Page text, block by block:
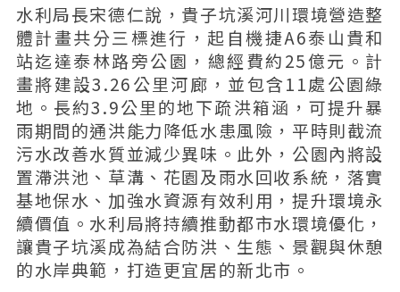
水利局長宋德仁說，貴子坑溪河川環境營造整
體計畫共分三標進行，起自機捷A6泰山貴和
站迄達泰林路旁公園，總經費約25億元。計
畫將建設3.26公里河廊，並包含11處公園綠
地。長約3.9公里的地下疏洪箱涵，可提升暴
雨期間的通洪能力降低水患風險，平時則截流
污水改善水質並減少異味。此外，公園內將設
置滯洪池、草溝、花園及雨水回收系統，落實
基地保水、加強水資源有效利用，提升環境永
續價值。水利局將持續推動都市水環境優化，
讓貴子坑溪成為結合防洪、生態、景觀與休憩
的水岸典範，打造更宜居的新北市。